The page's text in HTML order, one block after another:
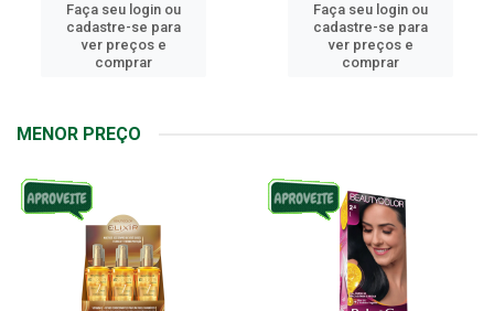
Faça seu login ou
cadastre-se para
ver preços e
comprar
Faça seu login ou
cadastre-se para
ver preços e
comprar
MENOR PREÇO